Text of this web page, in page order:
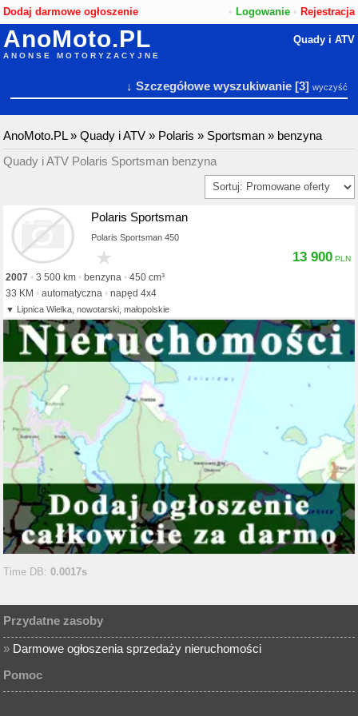
Dodaj darmowe ogłoszenie • Logowanie• Rejestracja
AnoMoto.PL
ANONSE MOTORYZACYJNE
Quady i ATV
↓ Szczegółowe wyszukiwanie[3] wyczyść
AnoMoto.PL»Quady i ATV » Polaris » Sportsman » benzyna
Quady i ATV Polaris Sportsman benzyna
Polaris Sportsman
Polaris Sportsman 450
2007 3 500 km benzyna
450 cm³
33 KM
automatyczna napęd 4x4
Lipnica Wielka, nowotarski, małopolskie
13 900
Time DB:0.0017s
Przydatne zasoby
» Darmowe ogłoszenia sprzedaży nieruchomości
Pomoc